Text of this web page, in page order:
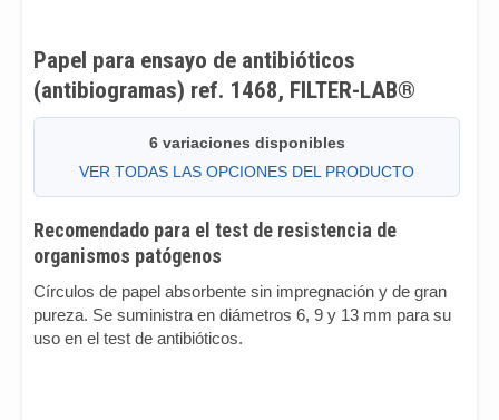
Papel para ensayo de antibióticos
(antibiogramas) ref. 1468, FILTER-LAB®
6 variaciones disponibles
VER TODAS LAS OPCIONES DEL PRODUCTO
Recomendado para el test de resistencia de
organismos patógenos
Círculos de papel absorbente sin impregnación y de gran
pureza. Se suministra en diámetros 6, 9 y 13 mm para su
uso en el test de antibióticos.